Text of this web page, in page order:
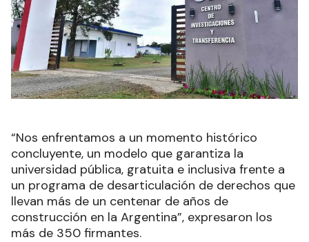
“Nos enfrentamos a un momento histórico
concluyente, un modelo que garantiza la
universidad pública, gratuita e inclusiva frente a
un programa de desarticulación de derechos que
llevan más de un centenar de años de
construcción en la Argentina”, expresaron los
más de 350 firmantes.